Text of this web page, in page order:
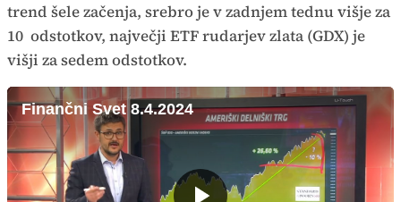
trend šele začenja, srebro je v zadnjem tednu višje za
10 odstotkov, največji ETF rudarjev zlata (GDX) je
višji za sedem odstotkov.
Finančni Svet 8.4.2024